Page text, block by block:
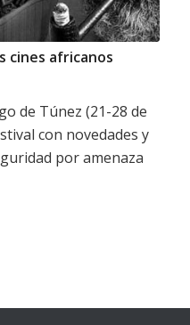
cines africanos
de Túnez (21-28 de
con novedades y
por amenaza